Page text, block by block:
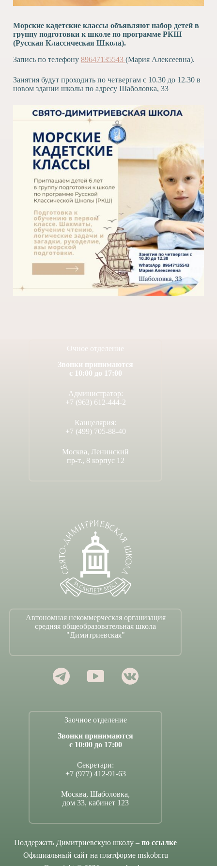
Морские кадетские классы объявляют набор детей в
группу подготовки к школе по программе РКШ
(Русская Классическая Школа).
Запись по телефону 89647135543 (Мария Алексеевна).
Занятия будут проходить по четвергам с 10.30 до 12.30 в
новом здании школы по адресу Шаболовка, 33
Очное отделение
Звонки принимаются
с 10:00 до 17:00
Администратор:
+7 (963) 612-444-2
Канцелярия:
+7 (499) 705-88-40
Москва, Ленинский
пр-т., 8 корпус 12
Автономная некоммерческая организация
средняя общеобразовательная школа
"Димитриевская"
Заочное отделение
Звонки принимаются
с 10:00 до 17:00
Секретари:
+7 (977) 412-91-63
Москва, Шаболовка,
дом 33, кабинет 123
Поддержать Димитриевскую школу –по ссылке
Официальный сайт на платформе mskobr.ru